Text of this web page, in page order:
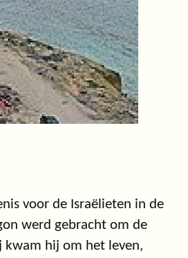
voor de Israëlieten in de
werd gebracht om de
kwam hij om het leven,